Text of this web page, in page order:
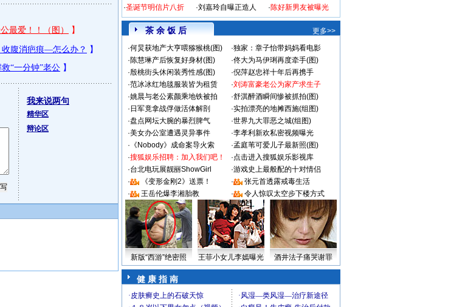
我来说两句
精华区
辩论区
·圣诞节明信片八折
·刘嘉玲自曝正造人
·陈好新男友被曝光
茶 余 饭 后
更多>>
·何炅获地产大亨喂猕猴桃(图) ·独家：章子怡带妈妈看电影
·陈慧琳产后恢复好身材(图) ·佟大为马伊琍再度牵手(图)
·殷桃街头休闲装秀性感(图) ·倪萍赵忠祥十年后再携手
·范冰冰红地毯服装皆为租赁 ·刘涛富豪老公为家产求生子
·姚晨与老公素颜乘地铁被拍 ·舒淇醉酒瞬间惨被抓拍(图)
· 日军竟拿战俘做活体解剖 ·实拍漂亮的地摊西施(组图)
·盘点网坛大腕的暴烈脾气 ·世界九大罪恶之城(组图)
·美女办公室遭遇灵异事件 ·李孝利新欢私密视频曝光
· 《Nobody》成命案导火索 ·孟庭苇可爱儿子最新照(图)
·搜狐娱乐招聘：加入我们吧！ ·点击进入搜狐娱乐影视库
·台北电玩展靓丽ShowGirl ·游戏史上最般配的十对情侣
·
《变形金刚2》送票！ ·
张元首透露戒毒生活
·
王岳伦爆李湘胎教 · 令人惊叹太空步下楼方式
新版“西游”绝密照 王菲小女儿李嫣曝光 酒井法子痛哭谢罪
健 康 指 南